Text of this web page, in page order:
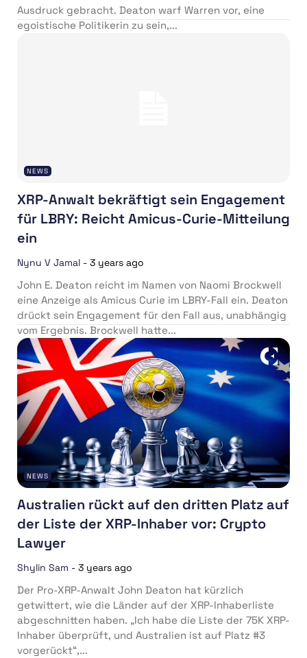
Ausdruck gebracht. Deaton warf Warren vor, eine
egoistische Politikerin zu sein,...
NEWS
XRP-Anwalt bekräftigt sein Engagement
für LBRY: Reicht Amicus-Curie-Mitteilung
ein
Nynu V Jamal - 3 years ago
John E. Deaton reicht im Namen von Naomi Brockwell
eine Anzeige als Amicus Curie im LBRY-Fall ein. Deaton
drückt sein Engagement für den Fall aus, unabhängig
vom Ergebnis. Brockwell hatte...
NEWS
Australien rückt auf den dritten Platz auf
der Liste der XRP-Inhaber vor: Crypto
Lawyer
Shylin Sam - 3 years ago
Der Pro-XRP-Anwalt John Deaton hat kürzlich
getwittert, wie die Länder auf der XRP-Inhaberliste
abgeschnitten haben. „Ich habe die Liste der 75K XRP-
Inhaber überprüft, und Australien ist auf Platz #3
vorgerückt“,...